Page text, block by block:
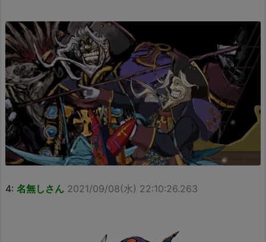
4: 名無しさん 2021/09/08(水) 22:10:26.263